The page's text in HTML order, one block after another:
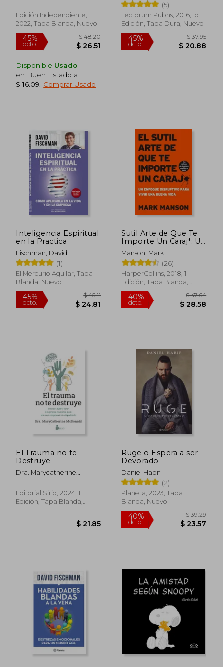
Edición Independiente,
2022, Tapa Blanda, Nuevo
Disponible Usado
en Buen Estado a
$ 16.09
Comprar Usado
(5)
Lectorum Pubns, 2016, 1o
Edición, Tapa Dura, Nuevo
45%
Inteligencia Espiritual
en la Practica
Fischman, David
(1)
El Mercurio Aguilar, Tapa
Blanda, Nuevo
45%
Sutil Arte de Que Te
Importe Un Caraj*: Un
Enfoque Disruptivo
Para Vivir Una Buena
Vida
Manson, Mark
(26)
HarperCollins, 2018, 1
Edición, Tapa Blanda,
Nuevo
El Trauma no te
Destruye
Dra. Marycatherine
Editorial Sirio, 2024, 1
Edición, Tapa Blanda,
Ruge o Espera a ser
Devorado
Daniel Habif
(2)
Planeta, 2023, Tapa
Blanda, Nuevo